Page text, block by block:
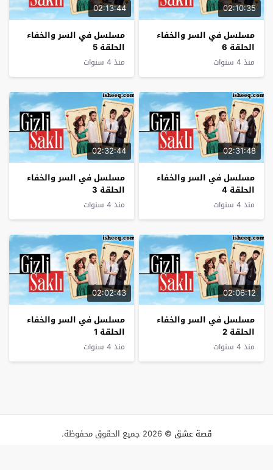
02:10:35
مسلسل في السر والخفاء
الحلقة 6
منذ 4 سنوات
02:13:44
مسلسل في السر والخفاء
الحلقة 5
منذ 4 سنوات
02:31:48
مسلسل في السر والخفاء
الحلقة 4
منذ 4 سنوات
02:32:44
مسلسل في السر والخفاء
الحلقة 3
منذ 4 سنوات
02:06:12
مسلسل في السر والخفاء
الحلقة 2
منذ 4 سنوات
02:02:43
مسلسل في السر والخفاء
الحلقة 1
منذ 4 سنوات
قصة عشق © 2026 جميع الحقوق محفوظة.